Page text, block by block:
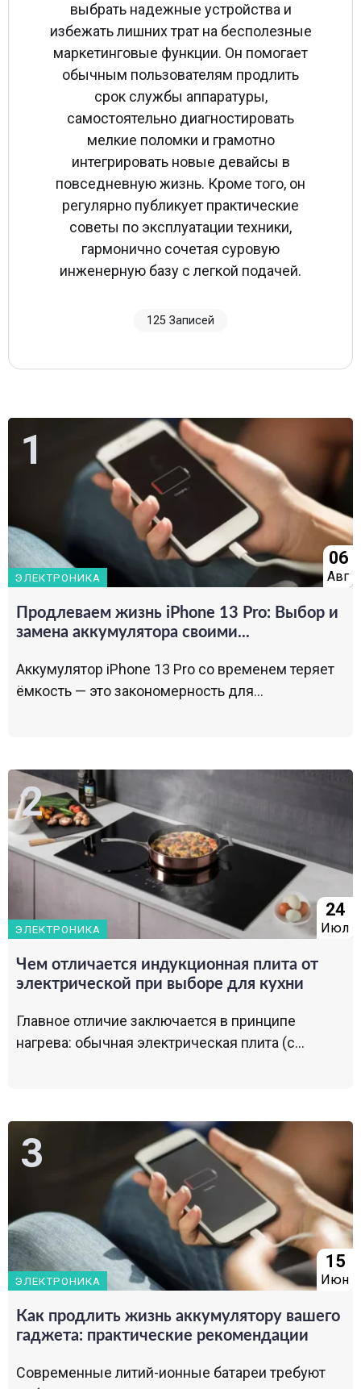
выбрать надежные устройства и
избежать лишних трат на бесполезные
маркетинговые функции. Он помогает
обычным пользователям продлить
срок службы аппаратуры,
самостоятельно диагностировать
мелкие поломки и грамотно
интегрировать новые девайсы в
повседневную жизнь. Кроме того, он
регулярно публикует практические
советы по эксплуатации техники,
гармонично сочетая суровую
инженерную базу с легкой подачей.
125 Записей
ЭЛЕКТРОНИКА
06
Авг
Продлеваем жизнь iPhone 13 Pro: Выбор и
замена аккумулятора своими...
Аккумулятор iPhone 13 Pro со временем теряет
ёмкость — это закономерность для...
ЭЛЕКТРОНИКА
24
Июл
Чем отличается индукционная плита от
электрической при выборе для кухни
Главное отличие заключается в принципе
нагрева: обычная электрическая плита (с...
ЭЛЕКТРОНИКА
15
Июн
Как продлить жизнь аккумулятору вашего
гаджета: практические рекомендации
Современные литий-ионные батареи требуют